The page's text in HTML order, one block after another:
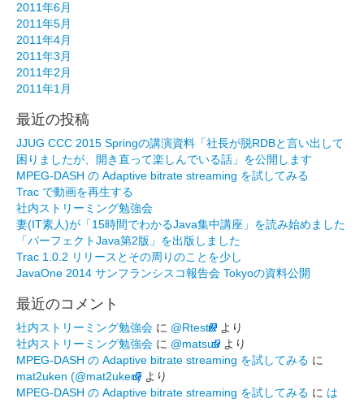
2011年6月
2011年5月
2011年4月
2011年3月
2011年2月
2011年1月
最近の投稿
JJUG CCC 2015 Springの講演資料「社長が脱RDBと言い出して
困りましたが、開き直って楽しんでいる話」を公開します
MPEG-DASH の Adaptive bitrate streaming を試してみる
Trac で動画を再生する
社内ストリーミング勉強会
妻(IT素人)が「15時間でわかるJava集中講座」を読み始めました
「パーフェクトJava第2版」を出版しました
Trac 1.0.2 リリースとその周りのことを少し
JavaOne 2014 サンフランシスコ報告会 Tokyoの資料公開
最近のコメント
社内ストリーミング勉強会 に @RtestR より
社内ストリーミング勉強会 に @matsuu より
MPEG-DASH の Adaptive bitrate streaming を試してみる に
mat2uken (@mat2uken) より
MPEG-DASH の Adaptive bitrate streaming を試してみる に は